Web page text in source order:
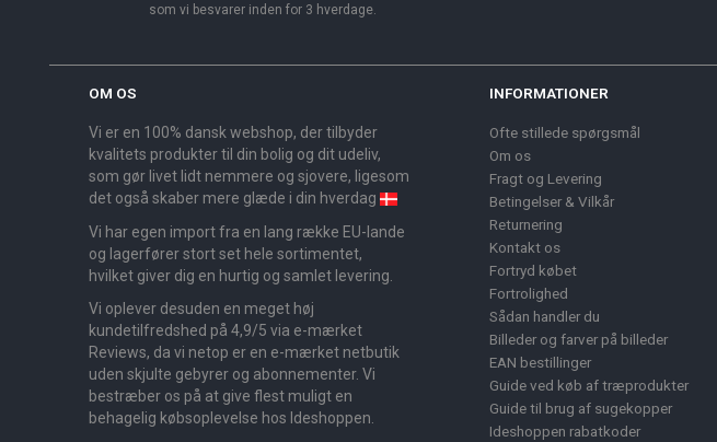
som vi besvarer inden for 3 hverdage.
OM OS
Vi er en 100% dansk webshop, der tilbyder
kvalitets produkter til din bolig og dit udeliv,
som gør livet lidt nemmere og sjovere, ligesom
det også skaber mere glæde i din hverdag
Vi har egen import fra en lang række EU-lande
og lagerfører stort set hele sortimentet,
hvilket giver dig en hurtig og samlet levering.
Vi oplever desuden en meget høj
kundetilfredshed på 4,9/5 via e-mærket
Reviews, da vi netop er en e-mærket netbutik
uden skjulte gebyrer og abonnementer. Vi
bestræber os på at give flest muligt en
behagelig købsoplevelse hos Ideshoppen.
INFORMATIONER
Ofte stillede spørgsmål
Om os
Fragt og Levering
Betingelser & Vilkår
Returnering
Kontakt os
Fortryd købet
Fortrolighed
Sådan handler du
Billeder og farver på billeder
EAN bestillinger
Guide ved køb af træprodukter
Guide til brug af sugekopper
Ideshoppen rabatkoder